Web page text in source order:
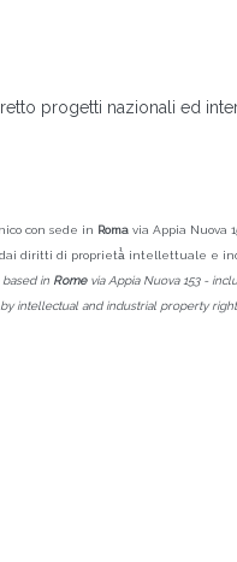
progetti nazionali ed
con sede in Roma via Appia Nuova
dai diritti di proprietà̀ intellettuale e
in Romevia Appia Nuova 153 -
intellectual and industrial property